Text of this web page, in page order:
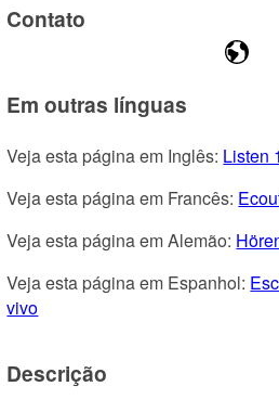
Contato
Em outras línguas
Veja esta página em Inglês: Listen
Veja esta página em Francês:
Veja esta página em Alemão:
Veja esta página em Espanhol:
vivo
Descrição